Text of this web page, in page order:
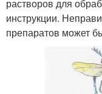
растворов для
инструкции.
препаратов может